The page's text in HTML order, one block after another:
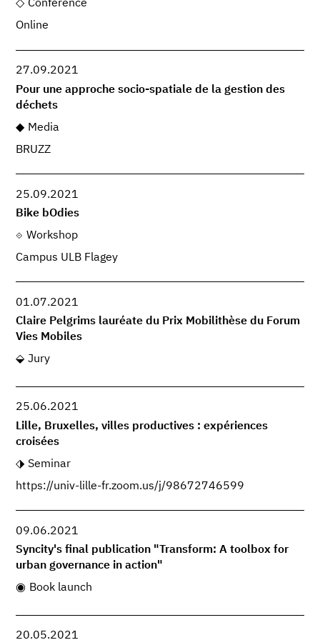
Conference
Online
27.09.2021
Pour une approche socio-spatiale de la gestion des
déchets
Media
BRUZZ
25.09.2021
Bike bOdies
Workshop
Campus ULB Flagey
01.07.2021
Claire Pelgrims lauréate du Prix Mobilithèse du Forum
Vies Mobiles
Jury
25.06.2021
Lille, Bruxelles, villes productives : expériences
croisées
Seminar
https://univ-lille-fr.zoom.us/j/98672746599
09.06.2021
Syncity's final publication "Transform: A toolbox for
urban governance in action"
Book launch
20.05.2021